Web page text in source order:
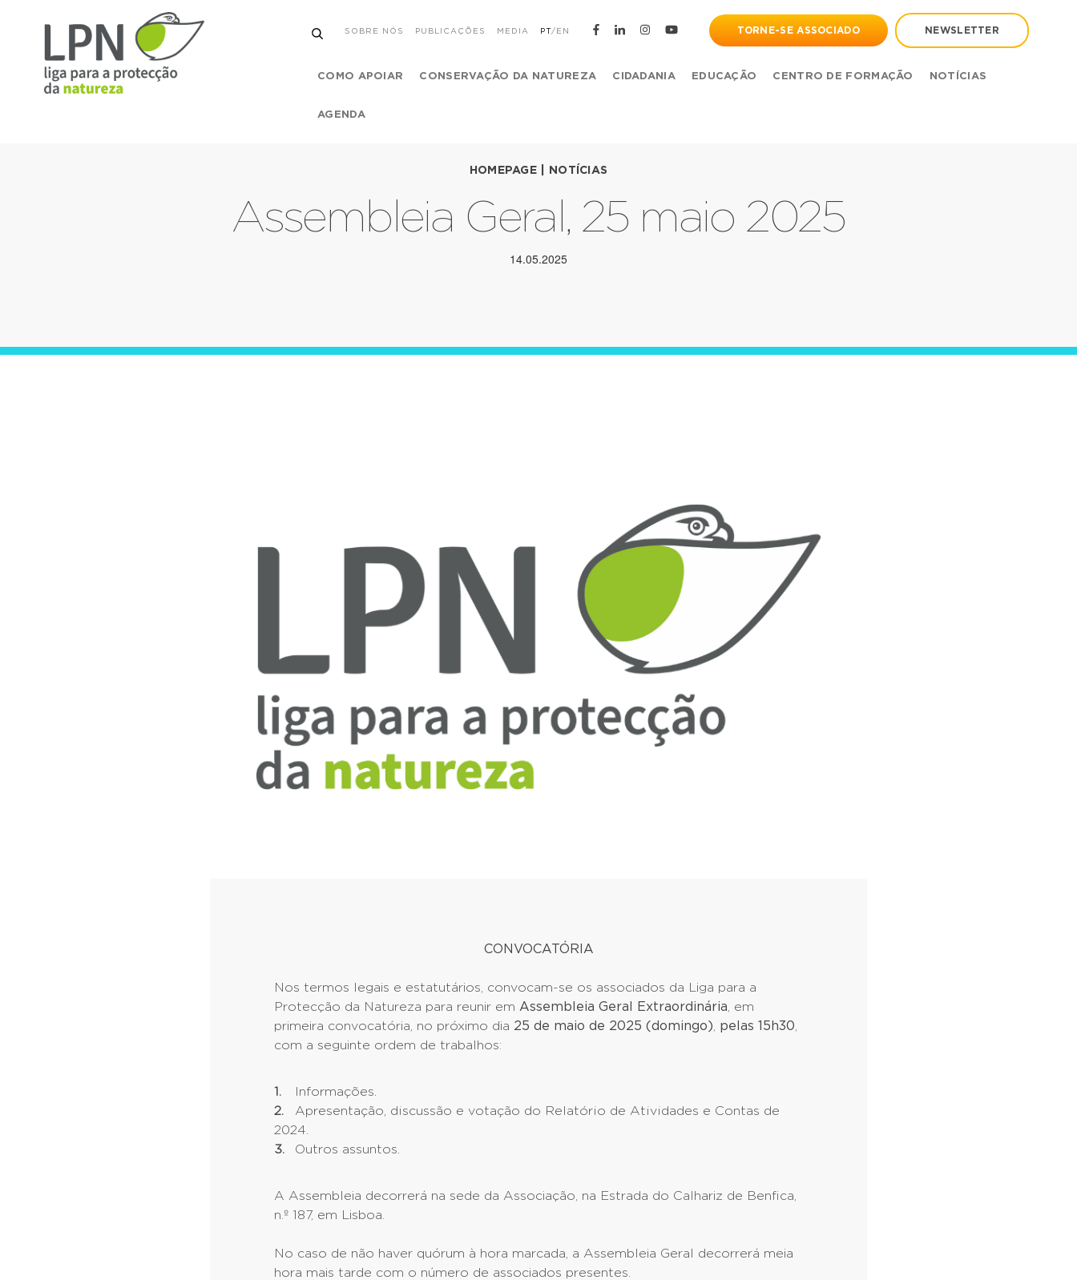
SOBRE NÓS PUBLICAÇÕES MEDIA PT/ EN TORNE-SE ASSOCIADO NEWSLETTER
COMO APOIAR CONSERVAÇÃO DA NATUREZA CIDADANIA EDUCAÇÃO CENTRO DE FORMAÇÃO NOTÍCIAS
AGENDA
HOMEPAGE NOTÍCIAS
Assembleia Geral, 25 maio 2025
14.05.2025
CONVOCATÓRIA
Nos termos legais e estatutários, convocam-se os associados da Liga para a
Protecção da Natureza para reunir em Assembleia Geral Extraordinária , em
primeira convocatória, no próximo dia 25 de maio de 2025 (domingo) pelas 15h30
com a seguinte ordem de trabalhos:
Informações.
Apresentação, discussão e votação do Relatório de Atividades e Contas de
2024.
Outros assuntos.
A Assembleia decorrerá na sede da Associação, na Estrada do Calhariz de Benfica,
n.º 187, em Lisboa.
No caso de não haver quórum à hora marcada, a Assembleia Geral decorrerá meia
hora mais tarde com o número de associados presentes.